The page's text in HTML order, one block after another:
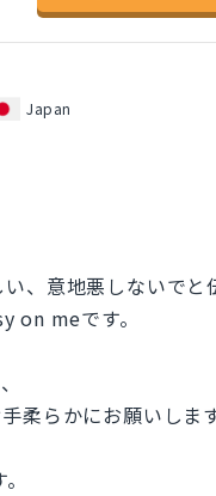
Japan
、意地悪しないでと
on meです。
柔らかにお願いしま